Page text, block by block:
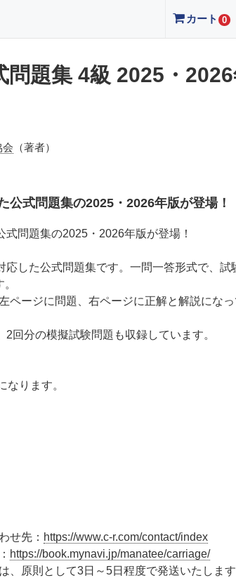
カート 0
問題集 4級 2025・
会 （著者）
公式問題集の2025・2026年版が登場！
問題集の2025・2026年版が登場！
応した公式問題集です。一問一答形式で、試
ページに問題、右ページに正解と解説にな
回分の模擬試験問題も収録しています。
ります。
せ先： https://www.c-r.com/contact/index
https://book.mynavi.jp/manatee/carriage/
、原則として3日～5日程度で発送いたしま